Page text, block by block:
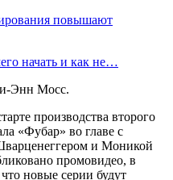
повышают
начать и как не…
Энн Мосс.
производства второго
«Фубар» во главе с
и Моникой
промовидео, в
новые серии будут